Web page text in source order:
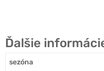
Ďalšie
sezóna